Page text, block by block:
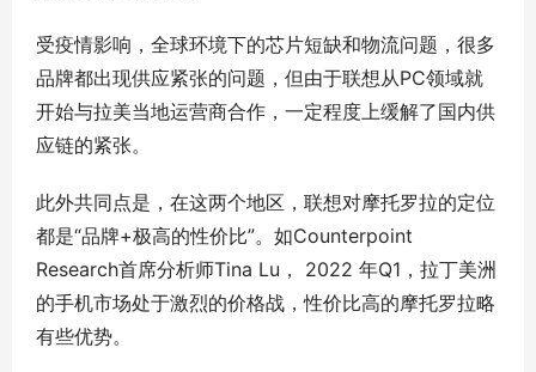
受疫情影响，全球环境下的芯片短缺和物流问题，很多
品牌都出现供应紧张的问题，但由于联想从PC领域就
开始与拉美当地运营商合作，一定程度上缓解了国内供
应链的紧张。
此外共同点是，在这两个地区，联想对摩托罗拉的定位
都是“品牌+极高的性价比”。如Counterpoint
Research首席分析师Tina Lu， 2022 年Q1，拉丁美洲
的手机市场处于激烈的价格战，性价比高的摩托罗拉略
有些优势。